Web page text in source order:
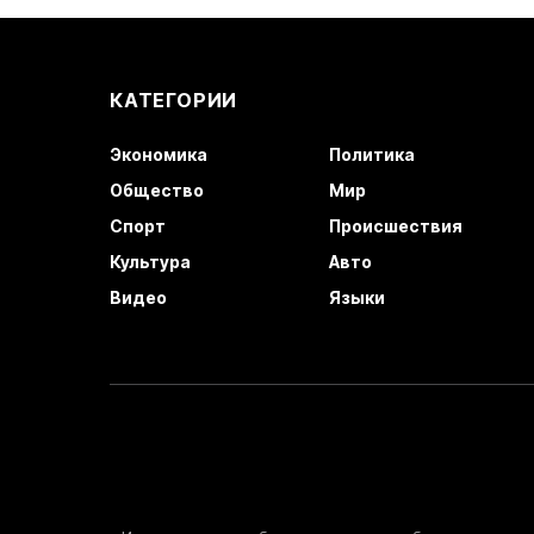
КАТЕГОРИИ
Экономика
Политика
Общество
Мир
Спорт
Происшествия
Культура
Авто
Видео
Языки